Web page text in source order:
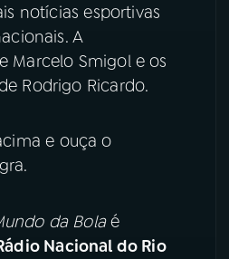
X
notícias esportivas
A
Marcelo Smigol e os
Rodrigo Ricardo.
e ouça o
da Bolaé
Nacional do Rio